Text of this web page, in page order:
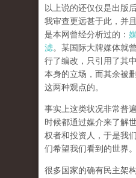
以上说的还仅仅是出版
我审查更远甚于此，并
是本网曾经分析过的：
滤。某国际大牌媒体就
行了编改，只引用了其
本身的立场，而其余被
这两种观点的。
事实上这类状况非常普
时候都通过媒介来了解
权者和投资人，于是我
们希望我们看到的世界。
很多国家的确有民主架